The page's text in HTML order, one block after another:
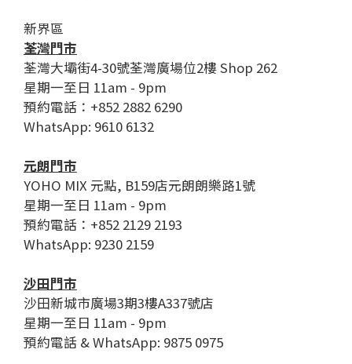
新界區
荃灣門市
荃灣大壩街4-30號荃灣廣場位2樓 Shop 262
星期一至日 11am - 9pm
預約電話：+852 2882 6290
WhatsApp: 9610 6132
元朗門市
YOHO MIX 元點, B159店元朗朗樂路1號
星期一至日 11am - 9pm
預約電話：+852 2129 2193
WhatsApp: 9230 2159
沙田門市
沙田新城市廣場3期3樓A337號店
星期一至日 11am - 9pm
預約電話 & WhatsApp: 9875 0975